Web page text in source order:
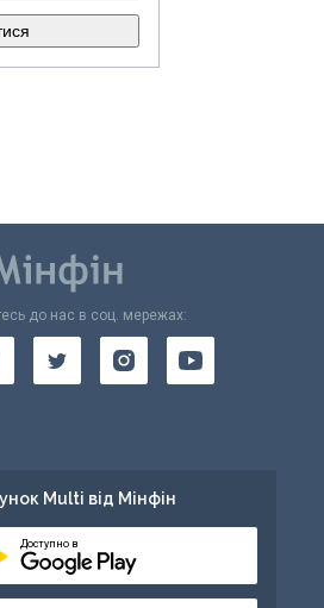
до нас в соц. мережах:
Multi від Мінфін
Доступно в